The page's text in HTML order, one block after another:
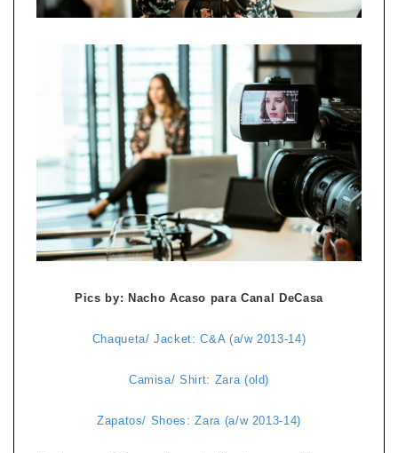
Pics by: Nacho Acaso para Canal DeCasa
Chaqueta/ Jacket: C&A (a/w 2013-14)
Camisa/ Shirt: Zara (old)
Zapatos/ Shoes: Zara (a/w 2013-14)